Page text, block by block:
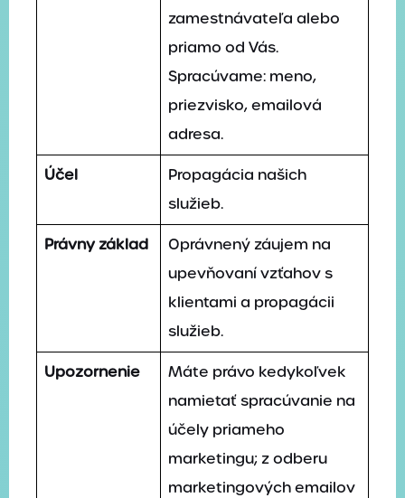
zamestnávateľa alebo
priamo od Vás.
Spracúvame: meno,
priezvisko, emailová
adresa.
Účel
Propagácia našich
služieb.
Právny základ
Oprávnený záujem na
upevňovaní vzťahov s
klientami a propagácii
služieb.
Upozornenie
Máte právo kedykoľvek
namietať spracúvanie na
účely priameho
marketingu; z odberu
marketingových emailov